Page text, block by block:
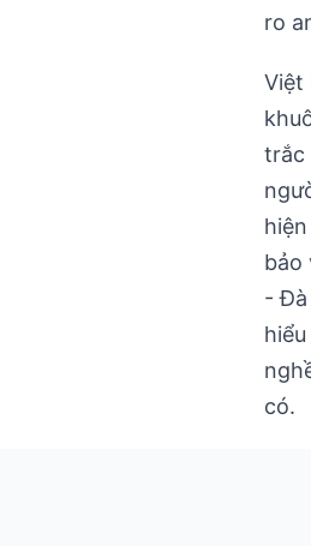
ro
Việt
trắc
bảo
- Đà
có.